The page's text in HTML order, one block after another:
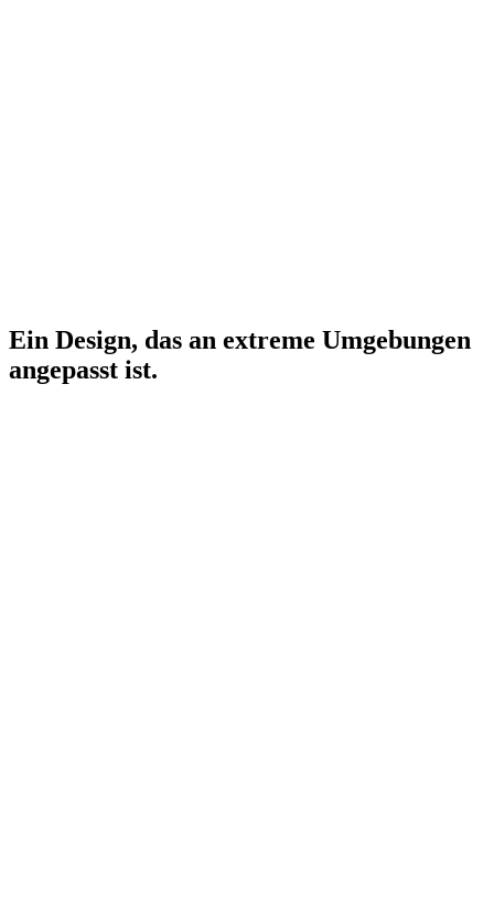
Ein Design, das an extreme Umgebungen
angepasst ist.